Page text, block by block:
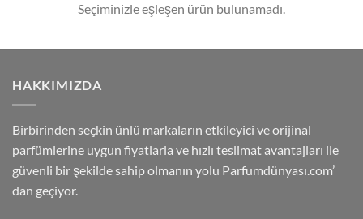
Seçiminizle eşleşen ürün bulunamadı.
HAKKIMIZDA
Birbirinden seçkin ünlü markaların etkileyici ve orijinal
parfümlerine uygun fiyatlarla ve hızlı teslimat avantajları ile
güvenli bir şekilde sahip olmanın yolu Parfumdünyası.com’
dan geçiyor.